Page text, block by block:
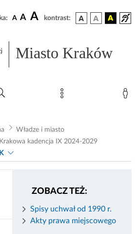
A A A kontrast:
Miasto Kraków
Władze i miasto
kadencja IX 2024-2029
ZOBACZ TEŻ:
Spisy uchwał od 1990 r.
Akty prawa miejscowego